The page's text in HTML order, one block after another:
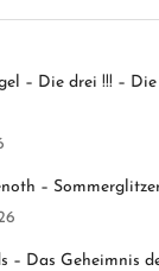
– Die drei !!! –
–
– Das Geheimnis